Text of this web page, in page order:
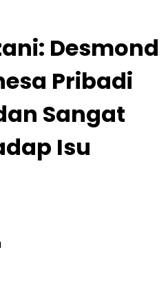
Desmond
Pribadi
Sangat
Isu